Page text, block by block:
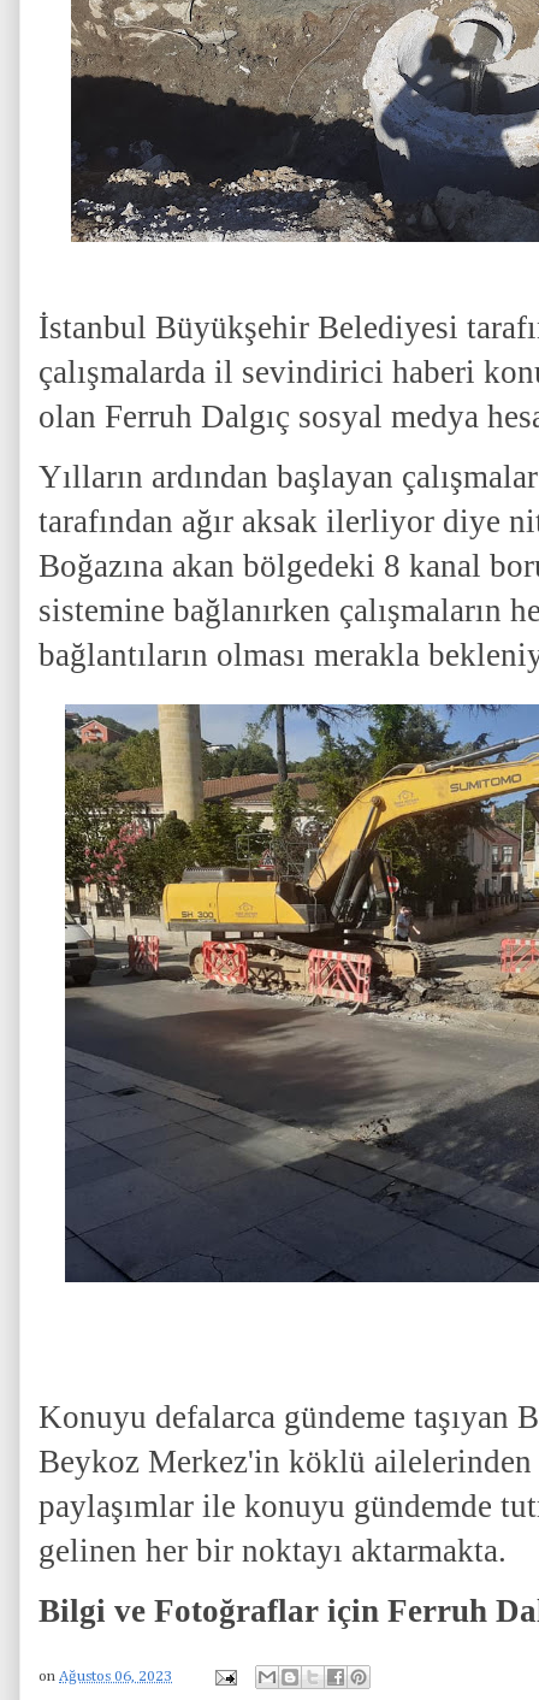
İstanbul Büyükşehir Belediyesi
çalışmalarda il sevindirici haberi
olan Ferruh Dalgıç sosyal medya
Yılların ardından başlayan
tarafından ağır aksak ilerliyor diye
Boğazına akan bölgedeki 8 kanal
sistemine bağlanırken çalışmaların
bağlantıların olması merakla
Konuyu defalarca gündeme taşıyan
Beykoz Merkez'in köklü ailelerinden
paylaşımlar ile konuyu gündemde
gelinen her bir noktayı aktarmakta.
Bilgi ve Fotoğraflar için Ferruh
on Ağustos 06, 2023